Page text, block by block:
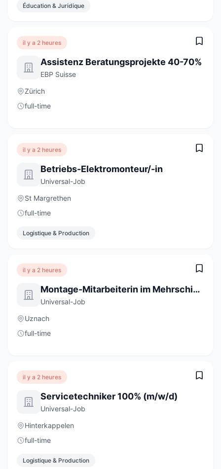
Éducation & Juridique
il y a 2 heures
Assistenz Beratungsprojekte 40-70%
EBP Suisse
Zürich
full-time
il y a 2 heures
Betriebs-Elektromonteur/-in
Universal-Job
St Margrethen
full-time
Logistique & Production
il y a 2 heures
Montage-Mitarbeiterin im Mehrschichtbetrieb 80 - 100% (m/w/d)
Universal-Job
Uznach
full-time
il y a 2 heures
Servicetechniker 100% (m/w/d)
Universal-Job
Hinterkappelen
full-time
Logistique & Production